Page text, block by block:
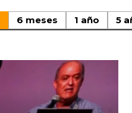
6 meses 1 año 5